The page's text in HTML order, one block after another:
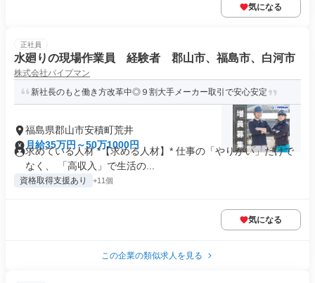
気になる
正社員
水廻りの現場作業員 経験者 郡山市、福島市、白河市
株式会社パイプマン
新社長のもと働き方改革中◎９割大手メーカー取引で安心安定
福島県郡山市安積町荒井
月給35万円～50万1000円
求めている人材 *【求める人材】* 仕事の「やりがい」だけで
なく、 「高収入」で生活の...
資格取得支援あり +11個
気になる
この企業の類似求人を見る